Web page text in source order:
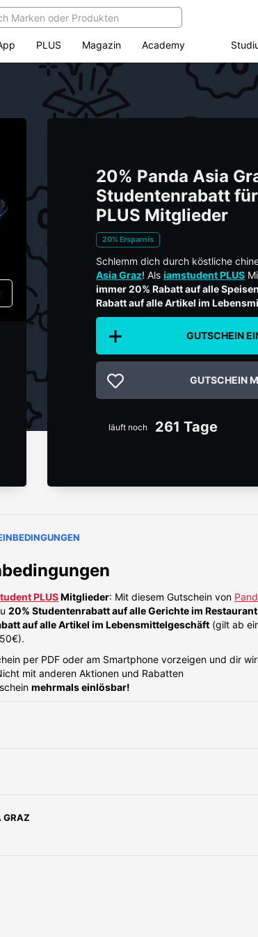
PLUS Magazin Academy
Nächstes
20% Panda Asia
Studentenrabatt
PLUS Mitglieder
20% Ersparnis
Schlemm dich durch köstliche
Asia Graz! Als iamstudent PLUS
immer 20% Rabatt auf alle Speisen
Rabatt auf alle Artikel im
GUTSCHEIN
GUTSCHEIN
läuft noch 261 Tage
PLUSMitglieder: Mit diesem Gutschein von
20% Studentenrabatt auf alle Gerichte im Restaurant
auf alle Artikel im Lebensmittelgeschäft (gilt ab
per PDF oder am Smartphone vorzeigen und dir
mit anderen Aktionen und Rabatten
mehrmals einlösbar!
GRAZ